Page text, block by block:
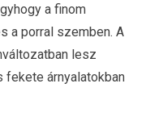
a finom
a porral szemben. A
lesz
fekete árnyalatokban